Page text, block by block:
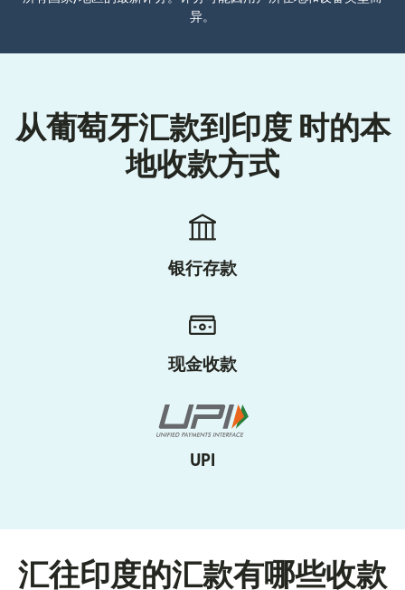
异。
从葡萄牙汇款到印度 时的本
地收款方式
银行存款
现金收款
UPI
汇往印度的汇款有哪些收款